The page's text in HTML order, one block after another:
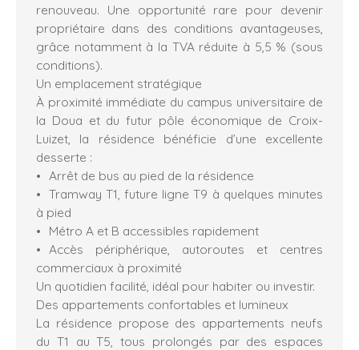
renouveau. Une opportunité rare pour devenir
propriétaire dans des conditions avantageuses,
grâce notamment à la TVA réduite à 5,5 % (sous
conditions).
Un emplacement stratégique
À proximité immédiate du campus universitaire de
la Doua et du futur pôle économique de Croix-
Luizet, la résidence bénéficie d’une excellente
desserte :
Arrêt de bus au pied de la résidence
Tramway T1, future ligne T9 à quelques minutes
à pied
Métro A et B accessibles rapidement
Accès périphérique, autoroutes et centres
commerciaux à proximité
Un quotidien facilité, idéal pour habiter ou investir.
Des appartements confortables et lumineux
La résidence propose des appartements neufs
du T1 au T5, tous prolongés par des espaces